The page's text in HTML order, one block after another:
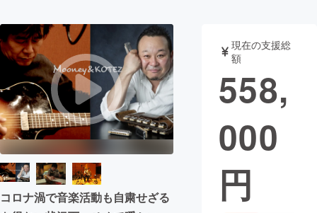
アート・写真 音楽
テクノロジー・ガジェット ゲーム・サ
映像・映画
ビジネス・起業
まちづくり・地域活性化
コロナ渦で音楽活動も自粛せざる
現在の支援総
額
558,
000
円